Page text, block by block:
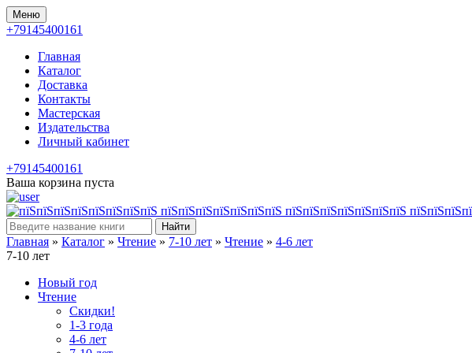
Меню
+79145400161
Главная
Каталог
Доставка
Контакты
Мастерская
Издательства
Личный кабинет
+79145400161
Ваша корзина пуста
Найти
Главная » Каталог » Чтение » 7-10 лет » Чтение » 4-6 лет
7-10 лет
Новый год
Чтение
Скидки!
1-3 года
4-6 лет